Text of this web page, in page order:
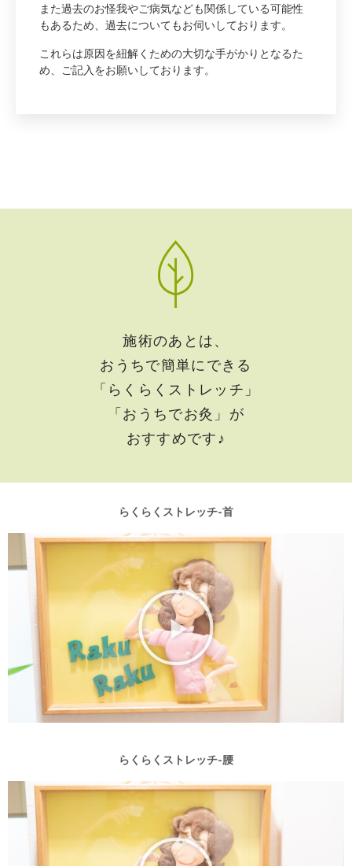
また過去のお怪我やご病気なども関係している可能性
もあるため、過去についてもお伺いしております。
これらは原因を紐解くための大切な手がかりとなるた
め、ご記入をお願いしております。
施術のあとは、
おうちで簡単にできる
「らくらくストレッチ」
「おうちでお灸」が
おすすめです♪
らくらくストレッチ-首
らくらくストレッチ-腰